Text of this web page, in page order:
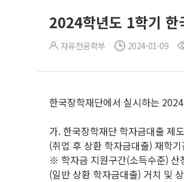
2024학년도 1학기 한
자유전공학부 2024-01-09
한국장학재단에서 실시하는
가. 한국장학재단 학자금대출 제도
(취업 후 상환 학자금대출) 재학
※ 학자금 지원구간(소득수준) 산
(일반 상환 학자금대출) 거치 및